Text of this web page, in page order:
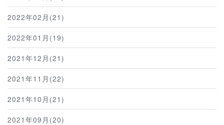
2022年02月(21)
2022年01月(19)
2021年12月(21)
2021年11月(22)
2021年10月(21)
2021年09月(20)